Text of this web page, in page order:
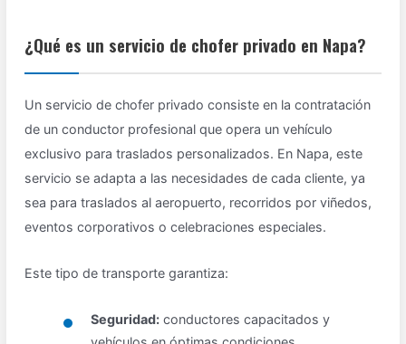
¿Qué es un servicio de chofer privado en Napa?
Un servicio de chofer privado consiste en la contratación
de un conductor profesional que opera un vehículo
exclusivo para traslados personalizados. En Napa, este
servicio se adapta a las necesidades de cada cliente, ya
sea para traslados al aeropuerto, recorridos por viñedos,
eventos corporativos o celebraciones especiales.
Este tipo de transporte garantiza:
Seguridad: conductores capacitados y